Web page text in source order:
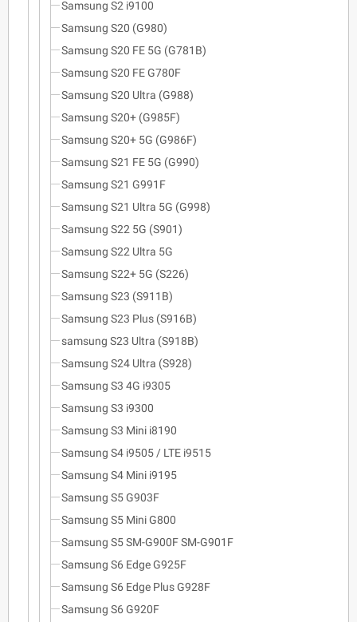
Samsung S2 i9100
Samsung S20 (G980)
Samsung S20 FE 5G (G781B)
Samsung S20 FE G780F
Samsung S20 Ultra (G988)
Samsung S20+ (G985F)
Samsung S20+ 5G (G986F)
Samsung S21 FE 5G (G990)
Samsung S21 G991F
Samsung S21 Ultra 5G (G998)
Samsung S22 5G (S901)
Samsung S22 Ultra 5G
Samsung S22+ 5G (S226)
Samsung S23 (S911B)
Samsung S23 Plus (S916B)
samsung S23 Ultra (S918B)
Samsung S24 Ultra (S928)
Samsung S3 4G i9305
Samsung S3 i9300
Samsung S3 Mini i8190
Samsung S4 i9505 / LTE i9515
Samsung S4 Mini i9195
Samsung S5 G903F
Samsung S5 Mini G800
Samsung S5 SM-G900F SM-G901F
Samsung S6 Edge G925F
Samsung S6 Edge Plus G928F
Samsung S6 G920F